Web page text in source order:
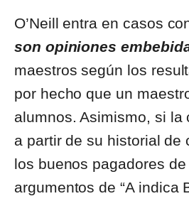
O’Neill entra en casos
son opiniones
maestros según los
por hecho que un
alumnos. Asimismo, si
a partir de su historial de
los buenos pagadores
argumentos de “A indica